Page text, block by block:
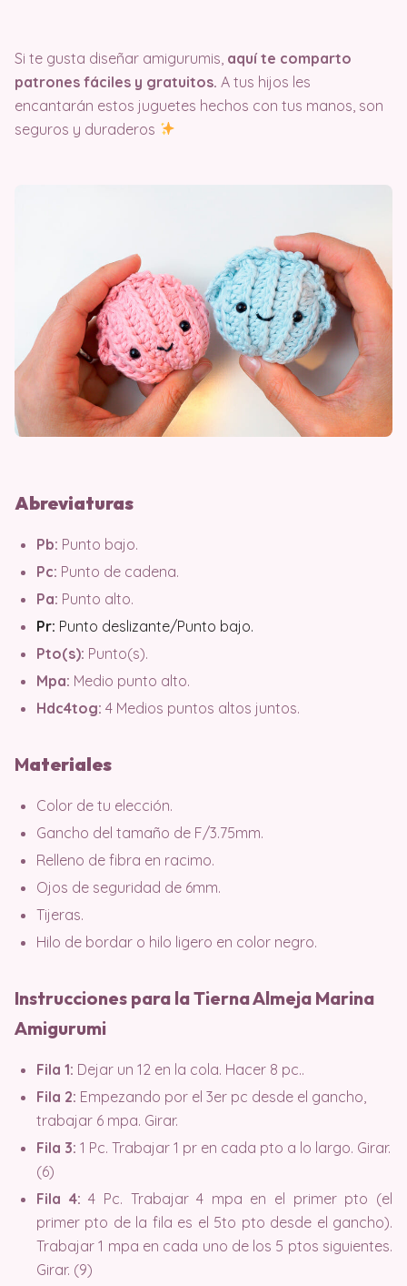
Si te gusta diseñar amigurumis, aquí te comparto
patrones fáciles y gratuitos. A tus hijos les
encantarán estos juguetes hechos con tus manos, son
seguros y duraderos
Abreviaturas
Pb: Punto bajo.
Pc: Punto de cadena.
Pa: Punto alto.
Pr: Punto deslizante/Punto bajo.
Pto(s): Punto(s).
Mpa: Medio punto alto.
Hdc4tog: 4 Medios puntos altos juntos.
Materiales
Color de tu elección.
Gancho del tamaño de F/3.75mm.
Relleno de fibra en racimo.
Ojos de seguridad de 6mm.
Tijeras.
Hilo de bordar o hilo ligero en color negro.
Instrucciones para la Tierna Almeja Marina
Amigurumi
Fila 1: Dejar un 12 en la cola. Hacer 8 pc..
Fila 2: Empezando por el 3er pc desde el gancho,
trabajar 6 mpa. Girar.
Fila 3: 1 Pc. Trabajar 1 pr en cada pto a lo largo. Girar.
(6)
Fila 4: 4 Pc. Trabajar 4 mpa en el primer pto (el
primer pto de la fila es el 5to pto desde el gancho).
Trabajar 1 mpa en cada uno de los 5 ptos siguientes.
Girar. (9)